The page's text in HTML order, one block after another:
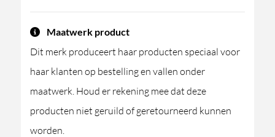
Maatwerk product
Dit merk produceert haar producten speciaal voor
haar klanten op bestelling en vallen onder
maatwerk. Houd er rekening mee dat deze
producten niet geruild of geretourneerd kunnen
worden.